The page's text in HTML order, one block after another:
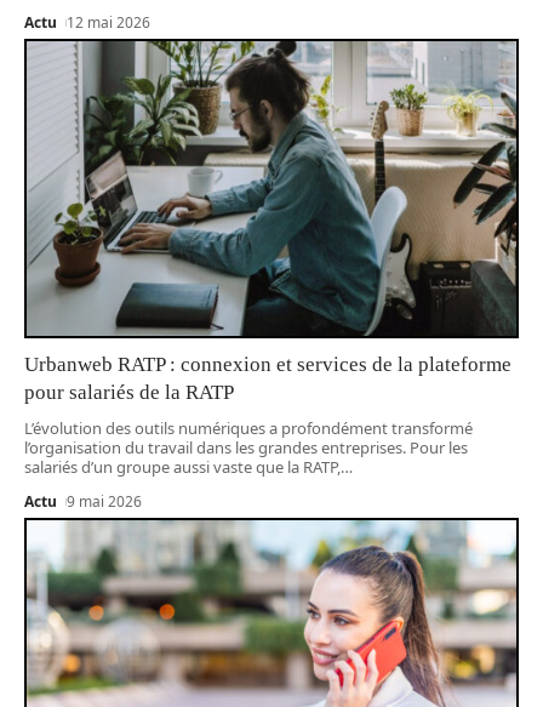
Actu 12 mai 2026
Urbanweb RATP : connexion et services de la plateforme
pour salariés de la RATP
L’évolution des outils numériques a profondément transformé
l’organisation du travail dans les grandes entreprises. Pour les
salariés d’un groupe aussi vaste que la RATP,…
Actu 9 mai 2026